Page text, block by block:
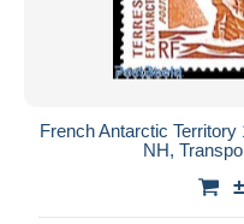
Virement
Visa
Mastercard
iDeal
French Antarctic
NH,